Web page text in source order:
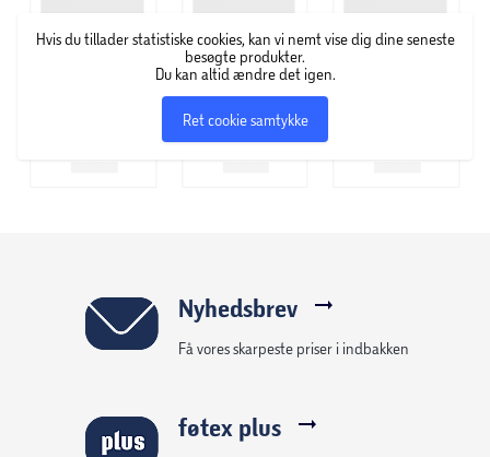
hårfjerningscreme og voksstrips.
Hvis du tillader statistiske cookies, kan vi nemt vise dig dine seneste
besøgte produkter.
Du kan altid ændre det igen.
Ret cookie samtykke
Nyhedsbrev
Få vores skarpeste priser i indbakken
føtex plus